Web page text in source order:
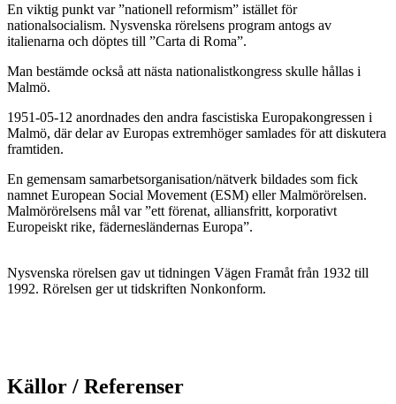
En viktig punkt var ”nationell reformism” istället för
nationalsocialism. Nysvenska rörelsens program antogs av
italienarna och döptes till ”Carta di Roma”.
Man bestämde också att nästa nationalistkongress skulle hållas i
Malmö.
1951-05-12 anordnades den andra fascistiska Europakongressen i
Malmö, där delar av Europas extremhöger samlades för att diskutera
framtiden.
En gemensam samarbetsorganisation/nätverk bildades som fick
namnet European Social Movement (ESM) eller Malmörörelsen.
Malmörörelsens mål var ”ett förenat, alliansfritt, korporativt
Europeiskt rike, fädernesländernas Europa”.
Nysvenska rörelsen gav ut tidningen Vägen Framåt från 1932 till
1992. Rörelsen ger ut tidskriften Nonkonform.
Källor / Referenser